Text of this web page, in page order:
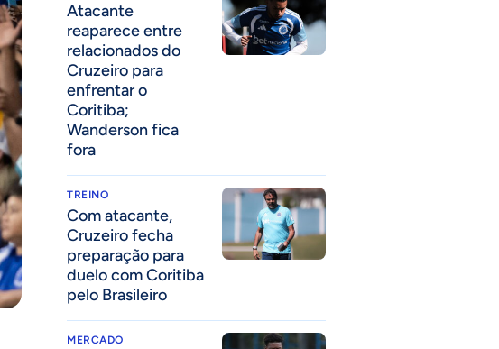
Atacante
reaparece entre
relacionados do
Cruzeiro para
enfrentar o
Coritiba;
Wanderson fica
fora
TREINO
Com atacante,
Cruzeiro fecha
preparação para
duelo com Coritiba
pelo Brasileiro
MERCADO